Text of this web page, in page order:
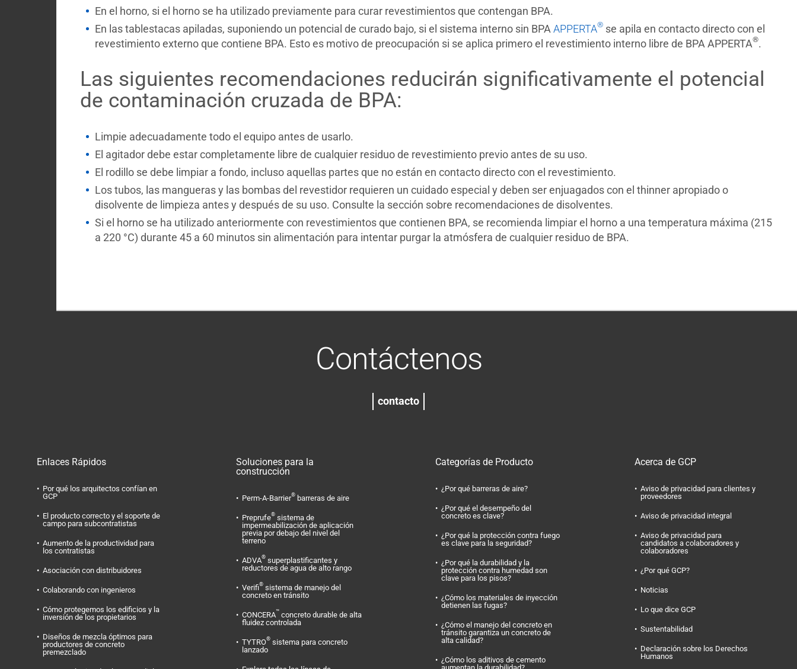
En el horno, si el horno se ha utilizado previamente para curar revestimientos que contengan BPA.
En las tablestacas apiladas, suponiendo un potencial de curado bajo, si el sistema interno sin BPA APPERTA®se apila en contacto directo con el
revestimiento externo que contiene BPA. Esto es motivo de preocupación si se aplica primero el revestimiento interno libre de BPA APPERTA®.
Las siguientes recomendaciones reducirán significativamente el potencial
de contaminación cruzada de BPA:
Limpie adecuadamente todo el equipo antes de usarlo.
El agitador debe estar completamente libre de cualquier residuo de revestimiento previo antes de su uso.
El rodillo se debe limpiar a fondo, incluso aquellas partes que no están en contacto directo con el revestimiento.
Los tubos, las mangueras y las bombas del revestidor requieren un cuidado especial y deben ser enjuagados con el thinner apropiado o
disolvente de limpieza antes y después de su uso. Consulte la sección sobre recomendaciones de disolventes.
Si el horno se ha utilizado anteriormente con revestimientos que contienen BPA, se recomienda limpiar el horno a una temperatura máxima (215
a 220 °C) durante 45 a 60 minutos sin alimentación para intentar purgar la atmósfera de cualquier residuo de BPA.
Contáctenos
contacto
Enlaces Rápidos
Por qué los arquitectos confían en
GCP
El producto correcto y el soporte de
campo para subcontratistas
Aumento de la productividad para
los contratistas
Asociación con distribuidores
Colaborando con ingenieros
Cómo protegemos los edificios y la
inversión de los propietarios
Diseños de mezcla óptimos para
productores de concreto
premezclado
Soluciones para la
construcción
Perm-A-Barrier® barreras de aire
Preprufe® sistema de
impermeabilización de aplicación
previa por debajo del nivel del
terreno
ADVA® superplastificantes y
reductores de agua de alto rango
Verifi® sistema de manejo del
concreto en tránsito
CONCERA™ concreto durable de alta
fluidez controlada
TYTRO® sistema para concreto
lanzado
Categorías de Producto
¿Por qué barreras de aire?
¿Por qué el desempeño del
concreto es clave?
¿Por qué la protección contra fuego
es clave para la seguridad?
¿Por qué la durabilidad y la
protección contra humedad son
clave para los pisos?
¿Cómo los materiales de inyección
detienen las fugas?
¿Cómo el manejo del concreto en
tránsito garantiza un concreto de
alta calidad?
¿Cómo los aditivos de cemento
Acerca de GCP
Aviso de privacidad para clientes y
proveedores
Aviso de privacidad integral
Aviso de privacidad para
candidatos a colaboradores y
colaboradores
¿Por qué GCP?
Noticias
Lo que dice GCP
Sustentabilidad
Declaración sobre los Derechos
Humanos